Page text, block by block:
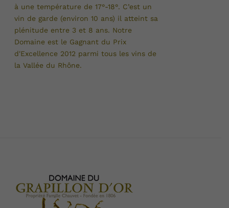
à une température de 17°-18°. C’est un
vin de garde (environ 10 ans) il atteint sa
plénitude entre 3 et 8 ans. Notre
Domaine est le Gagnant du Prix
d'Excellence 2012 parmi tous les vins de
la Vallée du Rhône.